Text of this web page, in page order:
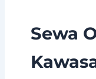
Sewa